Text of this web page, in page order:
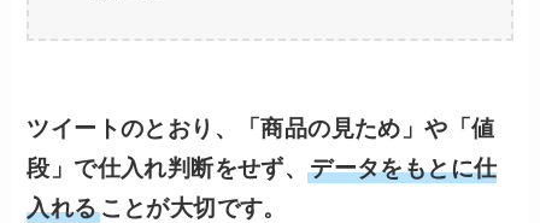
ツイートのとおり、「商品の見ため」や「値
段」で仕入れ判断をせず、データをもとに仕
入れることが大切です。